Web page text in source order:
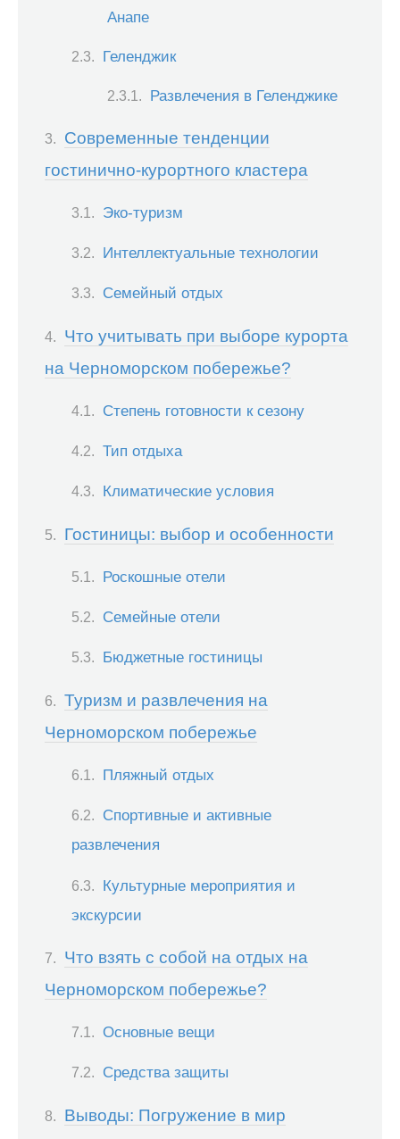
Анапе
Геленджик
Развлечения в Геленджике
Современные тенденции
гостинично-курортного кластера
Эко-туризм
Интеллектуальные технологии
Семейный отдых
Что учитывать при выборе курорта
на Черноморском побережье?
Степень готовности к сезону
Тип отдыха
Климатические условия
Гостиницы: выбор и особенности
Роскошные отели
Семейные отели
Бюджетные гостиницы
Туризм и развлечения на
Черноморском побережье
Пляжный отдых
Спортивные и активные
развлечения
Культурные мероприятия и
экскурсии
Что взять с собой на отдых на
Черноморском побережье?
Основные вещи
Средства защиты
Выводы: Погружение в мир